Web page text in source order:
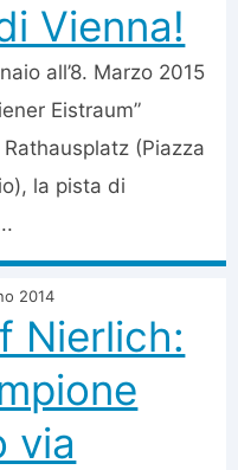
Vienna!
all’8. Marzo 2015
Eistraum”
(Piazza
la pista di
2014
Nierlich:
via